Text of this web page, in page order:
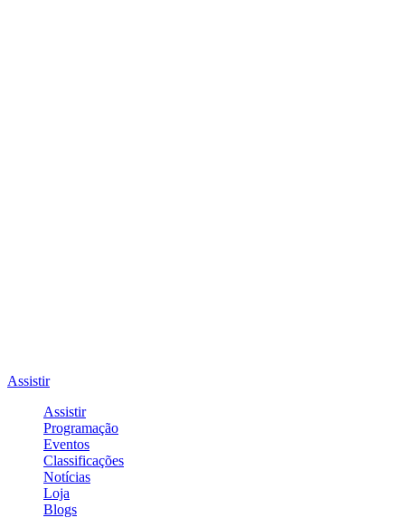
Assistir
Assistir
Programação
Eventos
Classificações
Notícias
Loja
Blogs